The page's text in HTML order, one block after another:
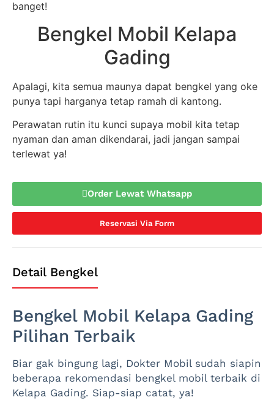
banget!
Bengkel Mobil Kelapa
Gading
Apalagi, kita semua maunya dapat bengkel yang oke
punya tapi harganya tetap ramah di kantong.
Perawatan rutin itu kunci supaya mobil kita tetap
nyaman dan aman dikendarai, jadi jangan sampai
terlewat ya!
Order Lewat Whatsapp
Reservasi Via Form
Detail Bengkel
Bengkel Mobil Kelapa Gading
Pilihan Terbaik
Biar gak bingung lagi, Dokter Mobil sudah siapin
beberapa rekomendasi bengkel mobil terbaik di
Kelapa Gading. Siap-siap catat, ya!